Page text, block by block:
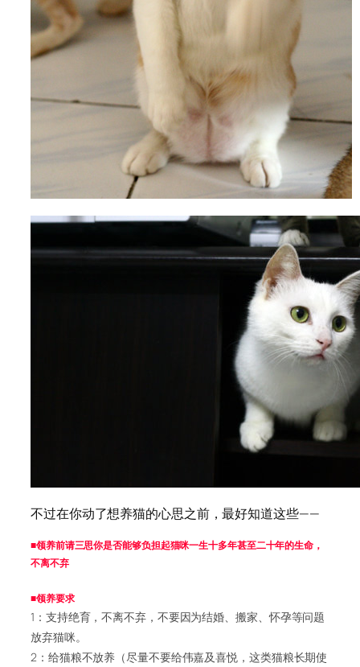
不过在你动了想养猫的心思之前，最好知道这些——
■领养前请三思你是否能够负担起猫咪一生十多年甚至二十年的生命，
不离不弃
■领养要求
1：支持绝育，不离不弃，不要因为结婚、搬家、怀孕等问题
放弃猫咪。
2：给猫粮不放养（尽量不要给伟嘉及喜悦，这类猫粮长期使